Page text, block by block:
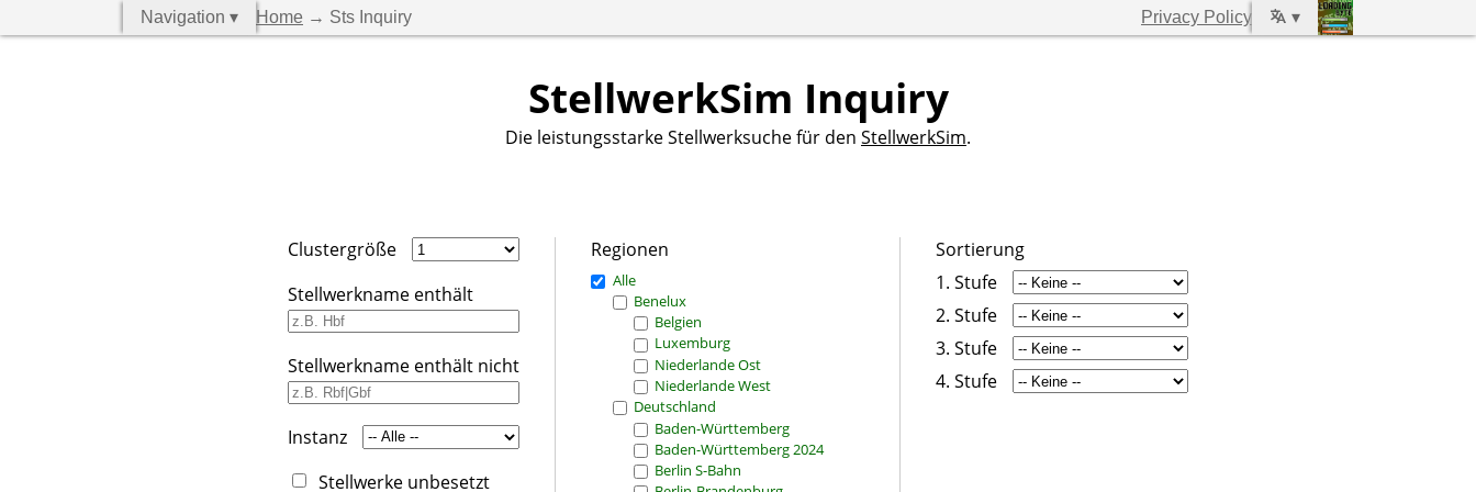
Navigation ▾ Home → Sts Inquiry Privacy Policy ▾
StellwerkSim Inquiry
Die leistungsstarke Stellwerksuche für den StellwerkSim.
Clustergröße
Stellwerkname enthält
Stellwerkname enthält nicht
Instanz
Stellwerke unbesetzt
Regionen
Alle
Benelux
Belgien
Luxemburg
Niederlande Ost
Niederlande West
Deutschland
Baden-Württemberg
Baden-Württemberg 2024
Berlin S-Bahn
Sortierung
1. Stufe
2. Stufe
3. Stufe
4. Stufe